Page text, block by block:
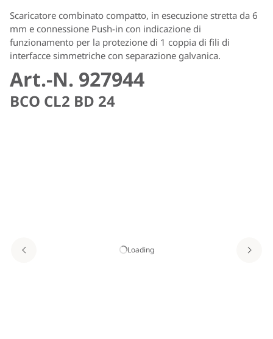
Scaricatore combinato compatto, in esecuzione stretta da 6
mm e connessione Push-in con indicazione di
funzionamento per la protezione di 1 coppia di fili di
interfacce simmetriche con separazione galvanica.
Art.-N. 927944
BCO CL2 BD 24
Loading